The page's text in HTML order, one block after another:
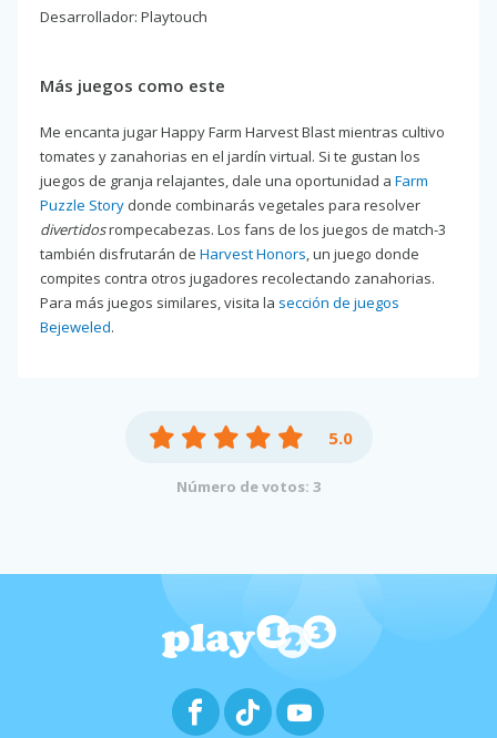
Desarrollador: Playtouch
Más juegos como este
Me encanta jugar Happy Farm Harvest Blast mientras cultivo
tomates y zanahorias en el jardín virtual. Si te gustan los
juegos de granja relajantes, dale una oportunidad a Farm
Puzzle Story donde combinarás vegetales para resolver
divertidosrompecabezas. Los fans de los juegos de match-3
también disfrutarán de Harvest Honors, un juego donde
compites contra otros jugadores recolectando zanahorias.
Para más juegos similares, visita la sección de juegos
Bejeweled.
5.0
Número de votos: 3